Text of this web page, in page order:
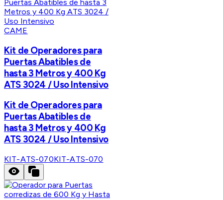
CAME
Kit de Operadores para
Puertas Abatibles de
hasta 3 Metros y 400 Kg
ATS 3024 / Uso Intensivo
Kit de Operadores para
Puertas Abatibles de
hasta 3 Metros y 400 Kg
ATS 3024 / Uso Intensivo
KIT-ATS-070KIT-ATS-070